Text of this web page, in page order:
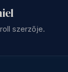
szerzője.